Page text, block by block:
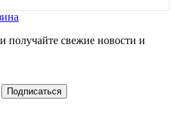
получайте свежие новости и